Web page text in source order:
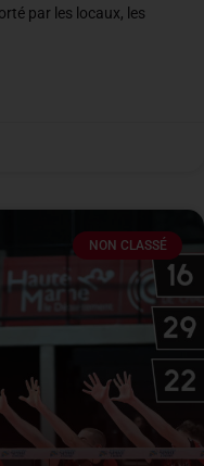
par les locaux, les
NON CLASSÉ